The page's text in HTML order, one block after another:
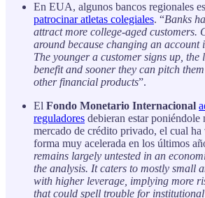
En EUA, algunos bancos regionales
patrocinar atletas colegiales. “Banks
attract more college-aged customers.
around because changing an account
The younger a customer signs up, the
benefit and sooner they can pitch
other financial products”.
El Fondo Monetario Internacional
reguladores debieran estar poniéndole
mercado de crédito privado, el cual
forma muy acelerada en los últimos
remains largely untested in an
the analysis. It caters to mostly small
with higher leverage, implying more
that could spell trouble for